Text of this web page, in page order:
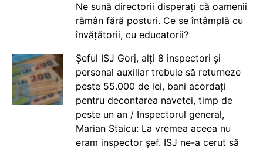
Ne sună directorii disperați că oamenii
rămân fără posturi. Ce se întâmplă cu
învățătorii, cu educatorii?
Șeful ISJ Gorj, alți 8 inspectori și
personal auxiliar trebuie să returneze
peste 55.000 de lei, bani acordați
pentru decontarea navetei, timp de
peste un an / Inspectorul general,
Marian Staicu: La vremea aceea nu
eram inspector șef. ISJ ne-a cerut să